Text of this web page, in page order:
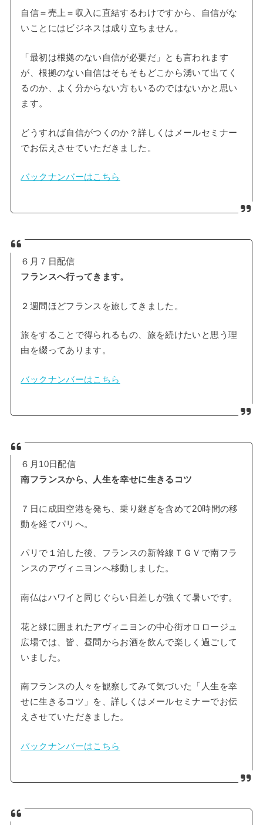
自信＝売上＝収入に直結するわけですから、自信がな
いことにはビジネスは成り立ちません。
「最初は根拠のない自信が必要だ」とも言われます
が、根拠のない自信はそもそもどこから湧いて出てく
るのか、よく分からない方もいるのではないかと思い
ます。
どうすれば自信がつくのか？詳しくはメールセミナー
でお伝えさせていただきました。
バックナンバーはこちら
６月７日配信
フランスへ行ってきます。
２週間ほどフランスを旅してきました。
旅をすることで得られるもの、旅を続けたいと思う理
由を綴ってあります。
バックナンバーはこちら
６月10日配信
南フランスから、人生を幸せに生きるコツ
７日に成田空港を発ち、乗り継ぎを含めて20時間の移
動を経てパリへ。
パリで１泊した後、フランスの新幹線ＴＧＶで南フラ
ンスのアヴィニヨンへ移動しました。
南仏はハワイと同じぐらい日差しが強くて暑いです。
花と緑に囲まれたアヴィニヨンの中心街オロロージュ
広場では、皆、昼間からお酒を飲んで楽しく過ごして
いました。
南フランスの人々を観察してみて気づいた「人生を幸
せに生きるコツ」を、詳しくはメールセミナーでお伝
えさせていただきました。
バックナンバーはこちら